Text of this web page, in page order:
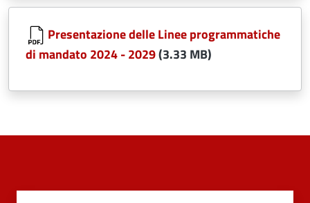
Document
Presentazione delle Linee programmatiche
di mandato 2024 - 2029(3.33 MB)